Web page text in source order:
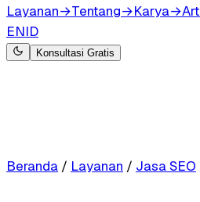
Layanan→Tentang→Karya→
ENID
Konsultasi Gratis
Beranda / Layanan / Jasa SEO